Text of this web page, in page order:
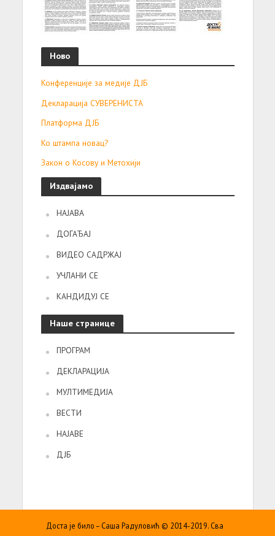
Ново
Конференције за медије ДЈБ
Декларација СУВЕРЕНИСТА
Платформа ДЈБ
Ко штампа новац?
Закон о Косову и Метохији
Издвајамо
НАЈАВА
ДОГАЂАЈ
ВИДЕО САДРЖАЈ
УЧЛАНИ СЕ
КАНДИДУЈ СЕ
Наше странице
ПРОГРАМ
ДЕКЛАРАЦИЈА
МУЛТИМЕДИЈА
ВЕСТИ
НАЈАВЕ
ДЈБ
Доста је било – Саша Радуловић © 2014-2019. Сва